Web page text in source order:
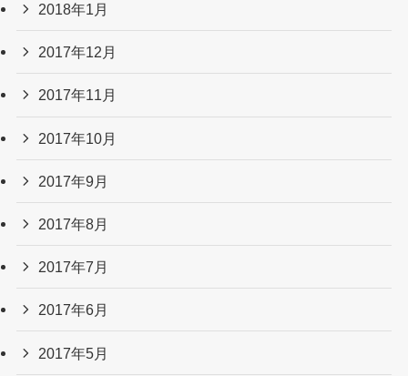
2018年1月
2017年12月
2017年11月
2017年10月
2017年9月
2017年8月
2017年7月
2017年6月
2017年5月